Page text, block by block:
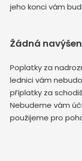
jeho konci vám
Žádná
Poplatky za
lednici vám
příplatky za
Nebudeme vám
použijeme pro